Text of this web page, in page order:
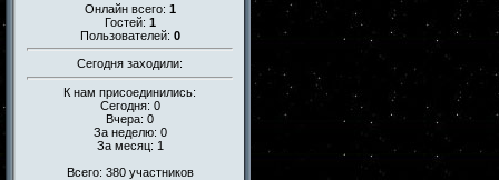
Онлайн всего: 1
Гостей: 1
Пользователей: 0
Сегодня заходили:
К нам присоединились:
Сегодня: 0
Вчера: 0
За неделю: 0
За месяц: 1
Всего: 380 участников